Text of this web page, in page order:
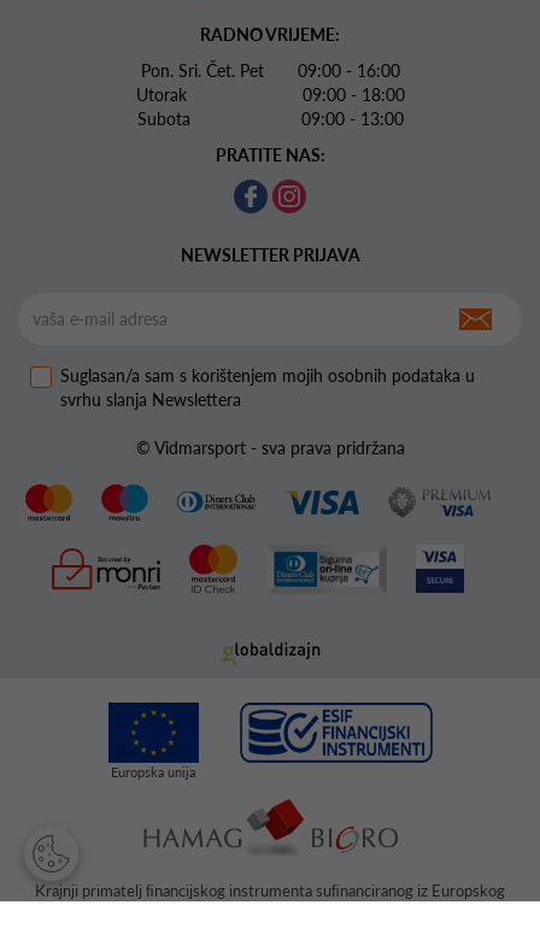
RADNO VRIJEME:
Pon. Sri. Čet. Pet 09:00 - 16:00
Utorak 09:00 - 18:00
Subota 09:00 - 13:00
PRATITE NAS:
NEWSLETTER PRIJAVA
Suglasan/a sam s korištenjem mojih osobnih podataka u
svrhu slanja Newslettera
© Vidmarsport - sva prava pridržana
Krajnji primatelj ﬁnancijskog instrumenta suﬁnanciranog iz Europskog